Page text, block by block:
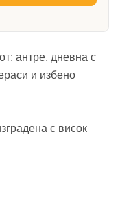
антре, дневна с
и избено
с висок